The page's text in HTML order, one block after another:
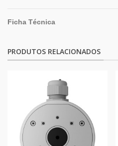
Ficha Técnica
PRODUTOS RELACIONADOS